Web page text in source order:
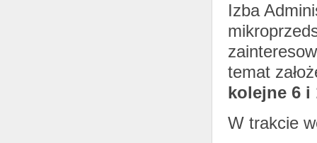
Izba
temat
kolejne 6 i
W trakcie